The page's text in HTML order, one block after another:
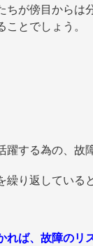
が傍目から
とでしょう。
する為の、故
り返している
ば、故障のリ